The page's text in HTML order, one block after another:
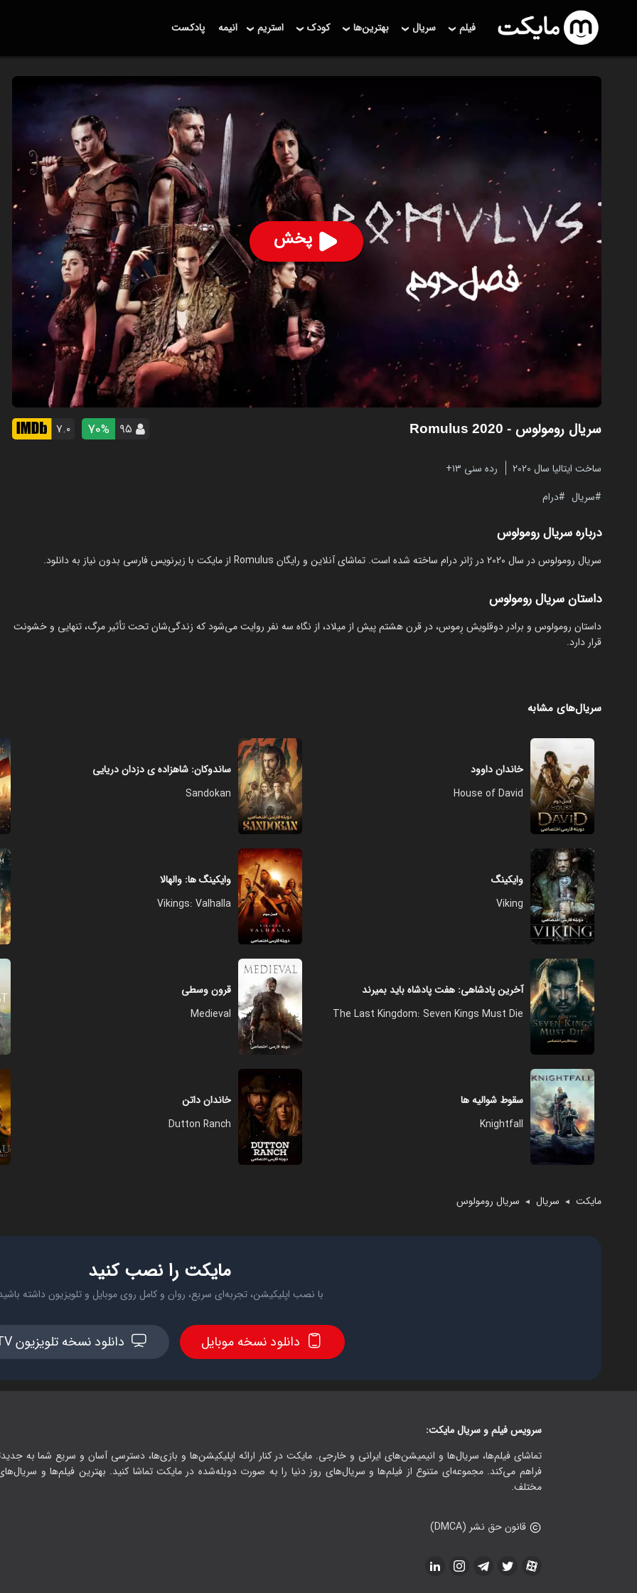
فیلم سریال بهترین‌ها کودک استریم انیمه پادکست
پخش
سریال رومولوس - Romulus 2020 ۹۵ 70% ۷.۰
ساخت ایتالیا سال 2020
رده سنی ۱۳+
سریال
درام
درباره سریال رومولوس
سریال رومولوس در سال 2020 در ژانر درام ساخته شده است. تماشای آنلاین و رایگان Romulus از مایکت با زیرنویس فارسی بدون نیاز به دانلود.
داستان سریال رومولوس
داستان رومولوس و برادر دوقلویش رِموس، در قرن هشتم پیش از میلاد، از نگاه سه نفر روایت می‌شود که زندگی‌شان تحت تأثیر مرگ، تنهایی و خشونت
قرار دارد.
سریال‌های مشابه
خاندان داوود
House of David
ساندوکان: شاهزاده ی دزدان دریایی
Sandokan
وایکینگ
Viking
وایکینگ ها: والهالا
Vikings: Valhalla
آخرین پادشاهی: هفت پادشاه باید بمیرند
The Last Kingdom: Seven Kings Must Die
قرون وسطی
Medieval
سقوط شوالیه ها
Knightfall
خاندان داتن
Dutton Ranch
مایکت ◄ سریال ◄ سریال رومولوس
مایکت را نصب کنید
با نصب اپلیکیشن، تجربه‌ای سریع، روان و کامل روی موبایل و تلویزیون داشته
دانلود نسخه موبایل دانلود نسخه تلویزیون TV
سرویس فیلم و سریال مایکت:
تماشای فیلم‌ها، سریال‌ها و انیمیشن‌های ایرانی و خارجی. مایکت در کنار ارائه اپلیکیشن‌ها و بازی‌ها، دسترسی آسان و سریع شما به
فراهم می‌کند. مجموعه‌ای متنوع از فیلم‌ها و سریال‌های روز دنیا را به صورت دوبله‌شده در مایکت تماشا کنید. بهترین فیلم‌ها و
مختلف.
قانون حق نشر (DMCA)